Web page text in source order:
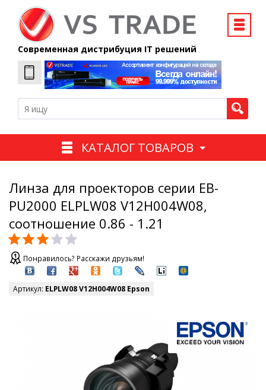
Современная дистрибуция IT решений
КАТАЛОГ ТОВАРОВ
Линза для проекторов серии EB-
PU2000 ELPLW08 V12H004W08,
соотношение 0.86 - 1.21
Понравилось? Расскажи друзьям!
Артикул: ELPLW08 V12H004W08 Epson